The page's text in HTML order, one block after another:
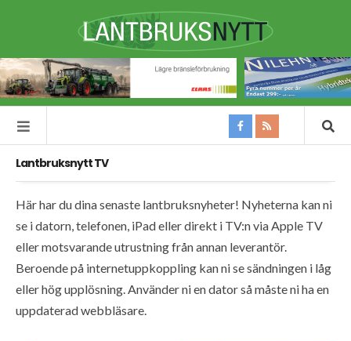
Lantbruksnytt TV
Här har du dina senaste lantbruksnyheter! Nyheterna kan ni
se i datorn, telefonen, iPad eller direkt i TV:n via Apple TV
eller motsvarande utrustning från annan leverantör.
Beroende på internetuppkoppling kan ni se sändningen i låg
eller hög upplösning. Använder ni en dator så måste ni ha en
uppdaterad webbläsare.